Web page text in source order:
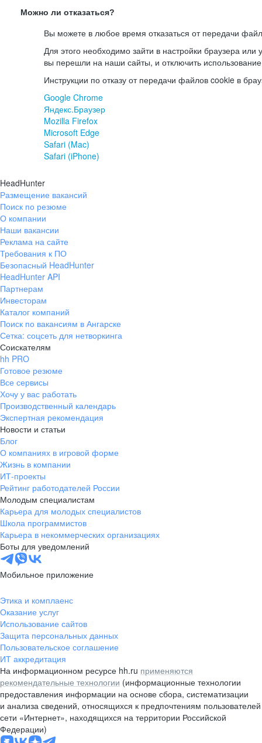
Можно ли отказаться?
Вы можете в любое время отказаться от передачи
Для этого необходимо зайти в настройки браузера или
вы перешли на наши сайты, и отключить
Инструкции по отказу от передачи файлов cookie в
Google Chrome
Яндекс.Браузер
Mozilla Firefox
Microsoft Edge
Safari (Mac)
Safari (iPhone)
HeadHunter
Размещение вакансий
Поиск по резюме
О компании
Наши вакансии
Реклама на сайте
Требования к ПО
Безопасный HeadHunter
HeadHunter API
Партнерам
Инвесторам
Каталог компаний
Поиск по вакансиям в Ангарске
Сетка: соцсеть для нетворкинга
Соискателям
hh PRO
Готовое резюме
Все сервисы
Хочу у вас работать
Производственный календарь
Экспертная рекомендация
Новости и статьи
Блог
О компаниях в игровой форме
Жизнь в компании
ИТ-проекты
Рейтинг работодателей России
Молодым специалистам
Карьера для молодых специалистов
Школа программистов
Карьера в некоммерческих организациях
Боты для уведомлений
Мобильное приложение
Этика и комплаенс
Оказание услуг
Использование сайтов
Защита персональных данных
Пользовательское соглашение
ИТ аккредитация
На информационном ресурсе hh.ru применяются
рекомендательные технологии (информационные технологии
предоставления информации на основе сбора, систематизации
и анализа сведений, относящихся к предпочтениям пользователей
сети «Интернет», находящихся на территории Российской
Федерации)